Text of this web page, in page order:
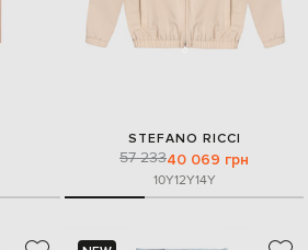
STEFANO RICCI
57 23340 069 грн
10Y12Y14Y